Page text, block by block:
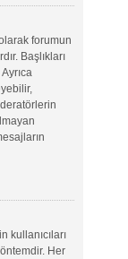
forumun
Başlıkları
kullanıcıları
Her